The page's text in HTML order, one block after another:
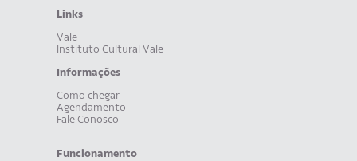
Links
Vale
Instituto Cultural Vale
Informações
Como chegar
Agendamento
Fale Conosco
Funcionamento